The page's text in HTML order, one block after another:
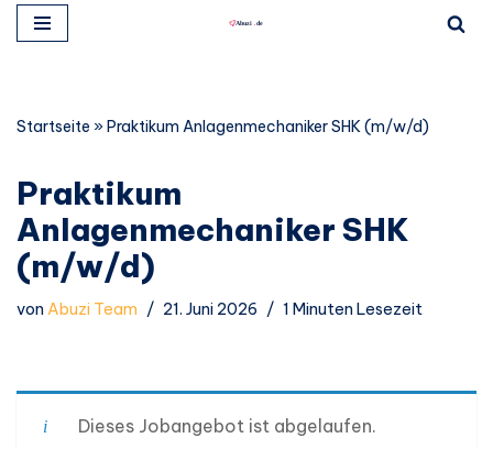
springen
Startseite »Praktikum Anlagenmechaniker SHK (m/w/d)
Praktikum
Anlagenmechaniker SHK
(m/w/d)
vonAbuzi Team 21. Juni 2026 1 Minuten Lesezeit
Dieses Jobangebot ist abgelaufen.